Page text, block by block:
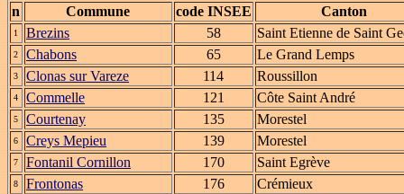
n Commune code INSEE Canton
1 Brezins 58 Saint Etienne de Saint
2 Chabons 65 Le Grand Lemps
3 Clonas sur Vareze 114 Roussillon
4 Commelle 121 Côte Saint André
5 Courtenay 135 Morestel
6 Creys Mepieu 139 Morestel
7 Fontanil Cornillon 170 Saint Egrève
8 Frontonas 176 Crémieux